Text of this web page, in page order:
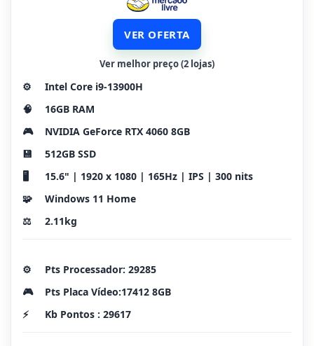
VER OFERTA
Ver melhor preço (2 lojas)
⚙️
Intel Core i9-13900H
🧠
16GB RAM
🎮
NVIDIA GeForce RTX 4060 8GB
💾
512GB SSD
🖥️
15.6" | 1920 x 1080 | 165Hz | IPS | 300 nits
🧩
Windows 11 Home
⚖️
2.11kg
⚙️
Pts Processador: 29285
🎮
Pts Placa Vídeo:17412 8GB
⚡
Kb Pontos : 29617